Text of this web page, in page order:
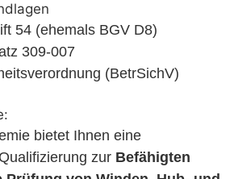
54 (ehemals BGV D8)
309-007
(BetrSichV)
bietet Ihnen eine
zur Befähigten